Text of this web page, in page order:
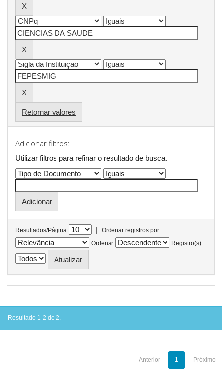
Retornar valores
Adicionar filtros:
Utilizar filtros para refinar o resultado de busca.
Resultados/Página |
Ordenar registros por
Ordenar
Registro(s)
Resultado 1-2 de 2.
Anterior 1 Próximo